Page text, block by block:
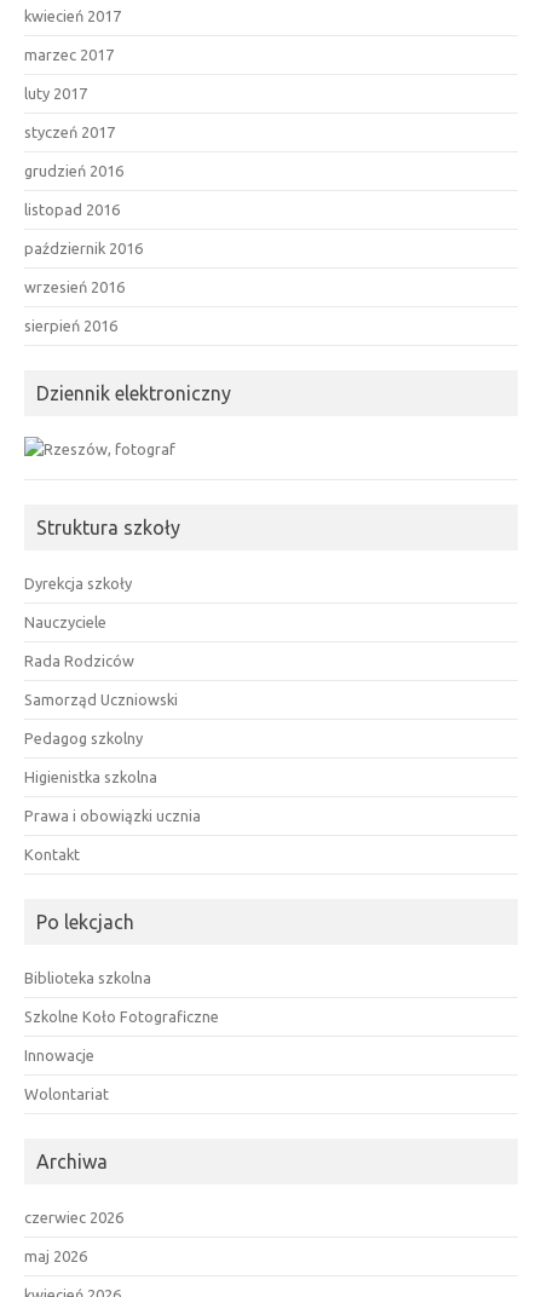
kwiecień 2017
marzec 2017
luty 2017
styczeń 2017
grudzień 2016
listopad 2016
październik 2016
wrzesień 2016
sierpień 2016
Dziennik elektroniczny
Struktura szkoły
Dyrekcja szkoły
Nauczyciele
Rada Rodziców
Samorząd Uczniowski
Pedagog szkolny
Higienistka szkolna
Prawa i obowiązki ucznia
Kontakt
Po lekcjach
Biblioteka szkolna
Szkolne Koło Fotograficzne
Innowacje
Wolontariat
Archiwa
czerwiec 2026
maj 2026